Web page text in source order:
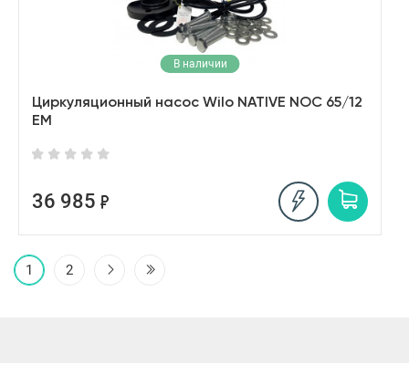
В наличии
Циркуляционный насос Wilo NATIVE NOC 65/12
EM
36 985
1 2